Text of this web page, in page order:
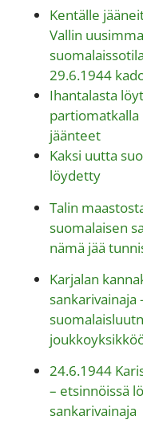
Kentälle
Vallin
29.6.1944
Ihantalasta
partiomatkalla
jäänteet
Kaksi uutta
löydetty
Talin
suomalaisen
nämä jää
Karjalan
sankarivainaja
24.6.1944
– etsinnöissä
sankarivainaja